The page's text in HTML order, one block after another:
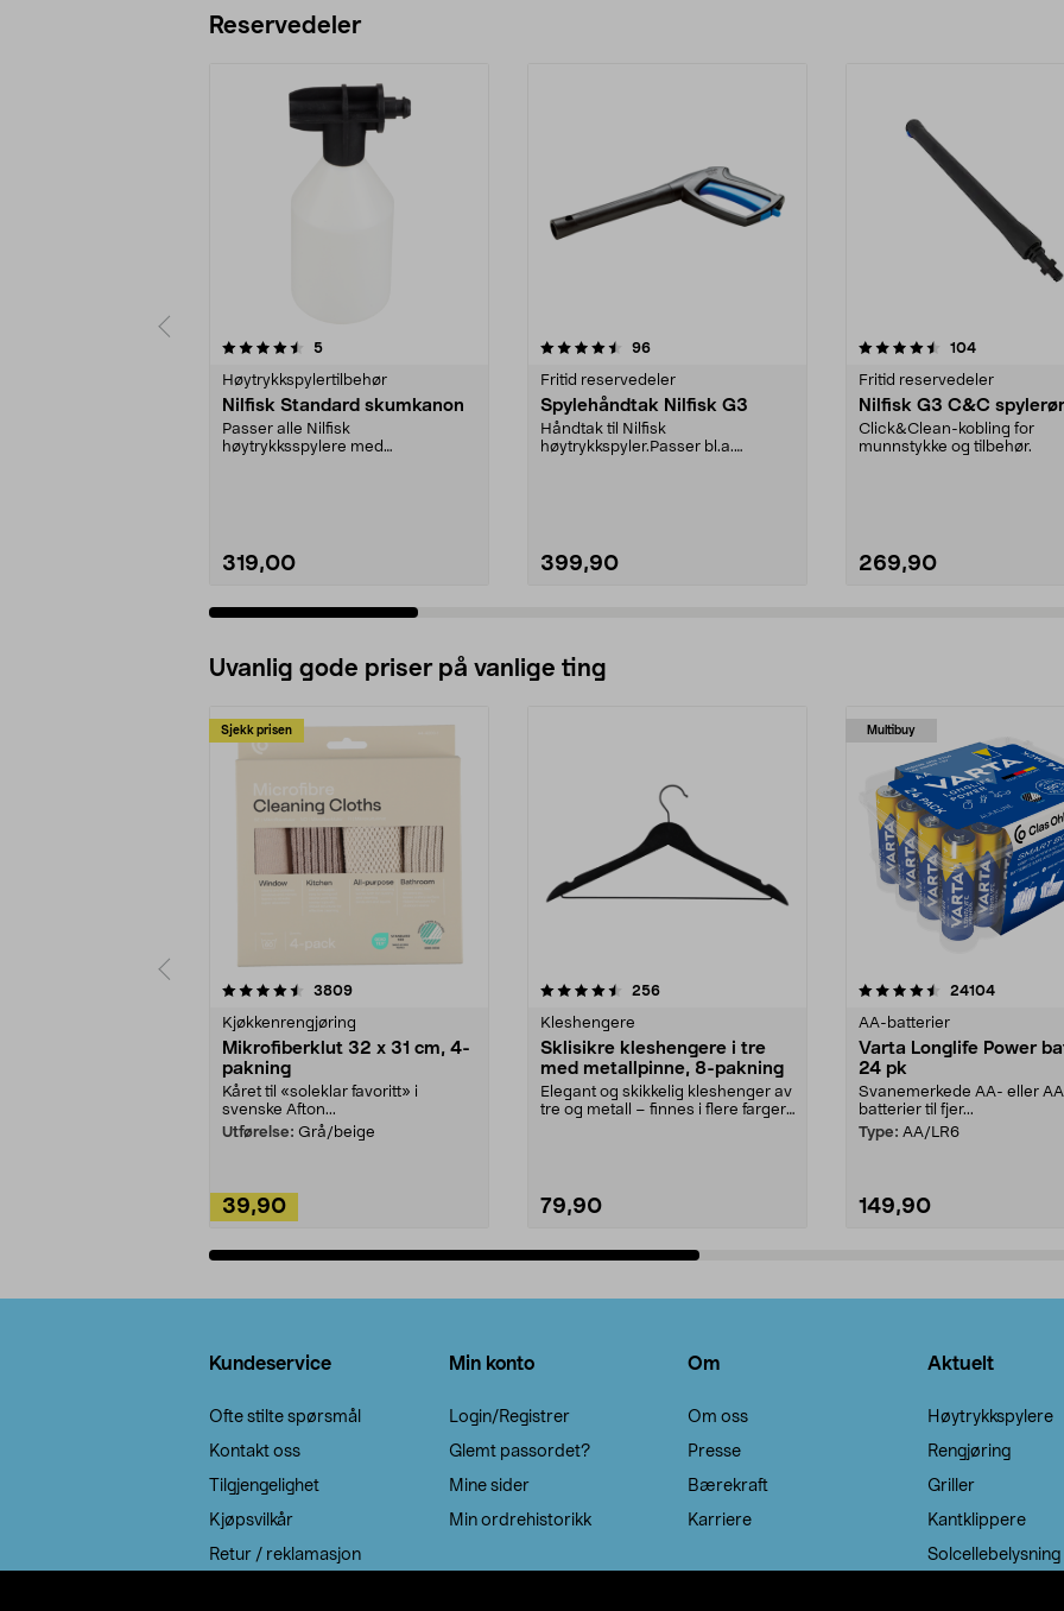
Reservedeler
5anmeldelser
Høytrykkspylertilbehør
Nilfisk Standard skumkanon
Passer alle Nilfisk
høytrykksspylere med
319,00
4.5av 5 stjerner 96anmeldelser
Fritid reservedeler
Spylehåndtak Nilfisk G3
Håndtak til Nilfisk
høytrykkspyler.Passer bl.a.
399,90
4.5av 5 stjerner 104anmeldelser
Fritid reservedeler
Nilfisk G3 C&C spylerør
Click&Clean-kobling for
munnstykke og tilbehør.
269,90
0.0 av 5 stjerner
Uvanlig gode priser på vanlige ting
Sjekk prisen
3809anmeldelser
Kjøkkenrengjøring
Mikrofiberklut 32 x 31 cm, 4-
pakning
Kåret til «soleklar favoritt» i
svenske Afton...
Utførelse: Grå/beige
39,90
4.5av 5 stjerner 256anmeldelser
Kleshengere
Sklisikre kleshengere i tre
med metallpinne, 8-pakning
Elegant og skikkelig kleshenger av
tre og metall – finnes i flere farger.
79,90
Multibuy
4.5av 5 stjerner 24104
AA-batterier
Varta Longlife Power
24 pk
Svanemerkede AA- eller
batterier til fjer...
Type: AA/LR6
149,90
4.5av 5 stjerner
Kundeservice
Ofte stilte spørsmål
Kontakt oss
Tilgjengelighet
Kjøpsvilkår
Retur / reklamasjon
Min konto
Login/Registrer
Glemt passordet?
Mine sider
Min ordrehistorikk
Om
Om oss
Presse
Bærekraft
Karriere
Aktuelt
Høytrykkspylere
Rengjøring
Griller
Kantklippere
Solcellebelysning